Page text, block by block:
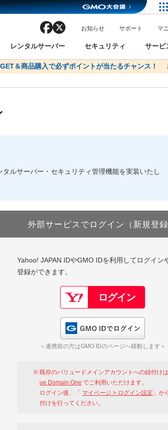
イン一括検索
検索
レンタルサーバー セキュリティ サービ
ュードメインAPI
facebook お知らせ サポート マ
おすすめ One レンタルサーバーを含む最新の機能を使う方
以下でもログイン可能
おすすめ One レンタルサーバーを含む最新の機能を使う方
以下でも登録可能
＆商品購入で必ずポイントが当たるチャンス！
ーン サーバー料金1年間無料 詳細
ルサーバー・セキュリティ管理機能を実装いたし
外部サービスでログイン（新規登録
Yahoo! JAPAN IDやGMO IDを利用してログイン
登録ができます。
＜連携前の方はGMO IDのページへ移動します＞
既存のバリュードメインアカウントへの紐付け
ue Domain One でご利用いただけます。
ログイン後、「 マイページ > ログイン設定 」か
付けを行ってください。